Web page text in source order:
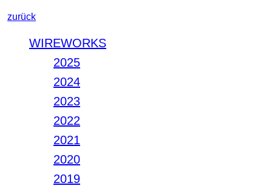
zurück
WIREWORKS
2025
2024
2023
2022
2021
2020
2019